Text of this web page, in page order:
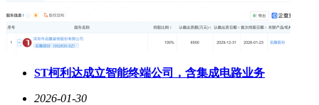
ST柯利达成立智能终端公司，含集成电路业务
2026-01-30